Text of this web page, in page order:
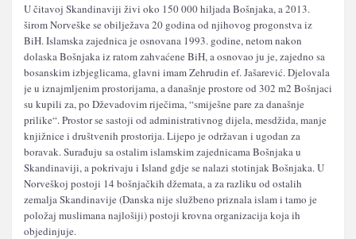
U čitavoj Skandinaviji živi oko 150 000 hiljada Bošnjaka, a 2013.
širom Norveške se obilježava 20 godina od njihovog progonstva iz
BiH. Islamska zajednica je osnovana 1993. godine, netom nakon
dolaska Bošnjaka iz ratom zahvaćene BiH, a osnovao ju je, zajedno sa
bosanskim izbjeglicama, glavni imam Zehrudin ef. Jašarević. Djelovala
je u iznajmljenim prostorijama, a današnje prostore od 302 m2 Bošnjaci
su kupili za, po Dževadovim riječima, “smiješne pare za današnje
prilike“. Prostor se sastoji od administrativnog dijela, mesdžida, manje
knjižnice i društvenih prostorija. Lijepo je održavan i ugodan za
boravak. Surađuju sa ostalim islamskim zajednicama Bošnjaka u
Skandinaviji, a pokrivaju i Island gdje se nalazi stotinjak Bošnjaka. U
Norveškoj postoji 14 bošnjačkih džemata, a za razliku od ostalih
zemalja Skandinavije (Danska nije službeno priznala islam i tamo je
položaj muslimana najlošiji) postoji krovna organizacija koja ih
objedinjuje.